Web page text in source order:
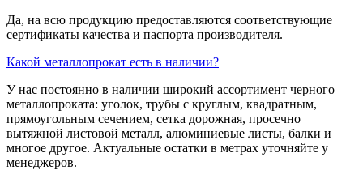
Да, на всю продукцию предоставляются соответствующие
сертификаты качества и паспорта производителя.
Какой металлопрокат есть в наличии?
У нас постоянно в наличии широкий ассортимент черного
металлопроката: уголок, трубы с круглым, квадратным,
прямоугольным сечением, сетка дорожная, просечно
вытяжной листовой металл, алюминиевые листы, балки и
многое другое. Актуальные остатки в метрах уточняйте у
менеджеров.